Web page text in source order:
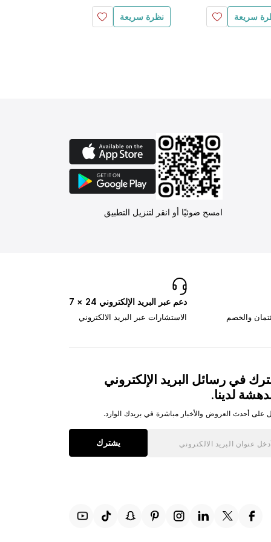
سريعة نظرة سريعة
امسح ضوئيًا أو انقر لتنزيل التطبيق
والخصم
دعم عبر البريد الإلكتروني 24 × 7
الاستشارات عبر البريد الالكتروني
في رسائل البريد الإلكتروني
لدينا.
على أحدث العروض والأخبار مباشرة في بريدك الوارد.
يشترك